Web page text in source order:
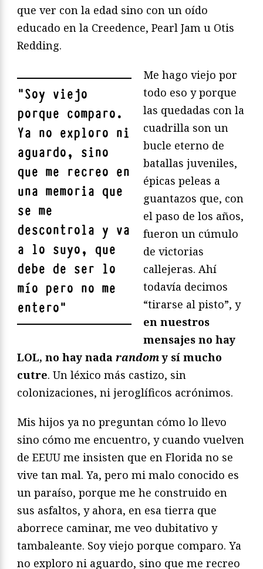
que ver con la edad sino con un oído
educado en la Creedence, Pearl Jam u Otis
Redding.
"Soy viejo
porque comparo.
Ya no exploro ni
aguardo, sino
que me recreo en
una memoria que
se me
descontrola y va
a lo suyo, que
debe de ser lo
mío pero no me
entero"
Me hago viejo por
todo eso y porque
las quedadas con la
cuadrilla son un
bucle eterno de
batallas juveniles,
épicas peleas a
guantazos que, con
el paso de los años,
fueron un cúmulo
de victorias
callejeras. Ahí
todavía decimos
“tirarse al pisto”, y
en nuestros
mensajes no hay
LOL, no hay nada randomy sí mucho
cutre. Un léxico más castizo, sin
colonizaciones, ni jeroglíficos acrónimos.
Mis hijos ya no preguntan cómo lo llevo
sino cómo me encuentro, y cuando vuelven
de EEUU me insisten que en Florida no se
vive tan mal. Ya, pero mi malo conocido es
un paraíso, porque me he construido en
sus asfaltos, y ahora, en esa tierra que
aborrece caminar, me veo dubitativo y
tambaleante. Soy viejo porque comparo. Ya
no exploro ni aguardo, sino que me recreo